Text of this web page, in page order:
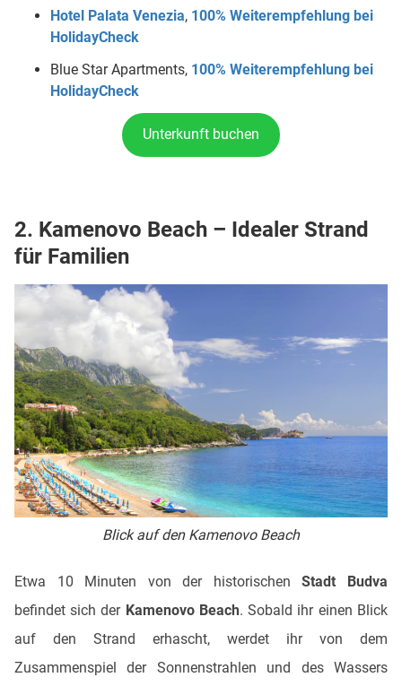
Hotel Palata Venezia, 100% Weiterempfehlung bei
HolidayCheck
Blue Star Apartments, 100% Weiterempfehlung bei
HolidayCheck
Unterkunft buchen
2. Kamenovo Beach – Idealer Strand
für Familien
Blick auf den Kamenovo Beach
Etwa 10 Minuten von der historischenStadt Budva
befindet sich der Kamenovo Beach. Sobald ihr einen Blick
auf den Strand erhascht, werdet ihr von dem
Zusammenspiel der Sonnenstrahlen und des Wassers